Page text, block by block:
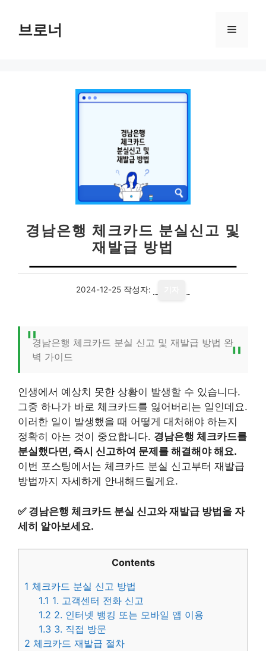
브로너 메
경남은행 체크카드 분실신고 및
재발급 방법
2024-12-25 작성자:
경남은행 체크카드 분실 신고 및 재발급 방법 완
벽 가이드
인생에서 예상치 못한 상황이 발생할 수 있습니다.
그중 하나가 바로 체크카드를 잃어버리는 일인데요.
이러한 일이 발생했을 때 어떻게 대처해야 하는지
정확히 아는 것이 중요합니다. 경남은행 체크카드를
분실했다면, 즉시 신고하여 문제를 해결해야 해요.
이번 포스팅에서는 체크카드 분실 신고부터 재발급
방법까지 자세하게 안내해드릴게요.
✅ 경남은행 체크카드 분실 신고와 재발급 방법을 자
세히 알아보세요.
Contents
1 체크카드 분실 신고 방법
1.1 1. 고객센터 전화 신고
1.2 2. 인터넷 뱅킹 또는 모바일 앱 이용
1.3 3. 직접 방문
2 체크카드 재발급 절차